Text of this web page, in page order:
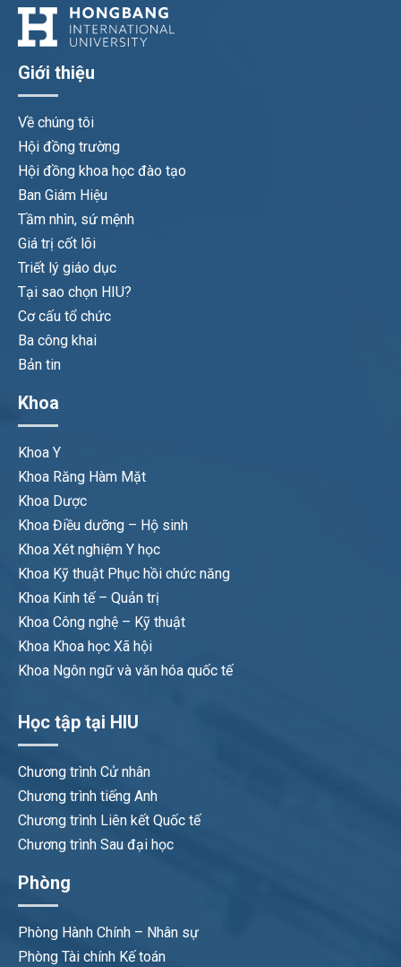
Giới thiệu
Về chúng tôi
Hội đồng trường
Hội đồng khoa học đào tạo
Ban Giám Hiệu
Tầm nhìn, sứ mệnh
Giá trị cốt lõi
Triết lý giáo dục
Tại sao chọn HIU?
Cơ cấu tổ chức
Ba công khai
Bản tin
Khoa
Khoa Y
Khoa Răng Hàm Mặt
Khoa Dược
Khoa Điều dưỡng – Hộ sinh
Khoa Xét nghiệm Y học
Khoa Kỹ thuật Phục hồi chức năng
Khoa Kinh tế – Quản trị
Khoa Công nghệ – Kỹ thuật
Khoa Khoa học Xã hội
Khoa Ngôn ngữ và văn hóa quốc tế
Học tập tại HIU
Chương trình Cử nhân
Chương trình tiếng Anh
Chương trình Liên kết Quốc tế
Chương trình Sau đại học
Phòng
Phòng Hành Chính – Nhân sự
Phòng Tài chính Kế toán